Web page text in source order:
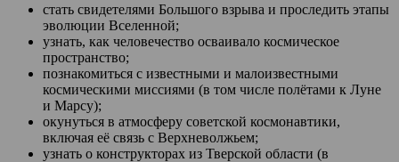
стать свидетелями Большого взрыва и проследить этапы
эволюции Вселенной;
узнать, как человечество осваивало космическое
пространство;
познакомиться с известными и малоизвестными
космическими миссиями (в том числе полётами к Луне
и Марсу);
окунуться в атмосферу советской космонавтики,
включая её связь с Верхневолжьем;
узнать о конструкторах из Тверской области (в